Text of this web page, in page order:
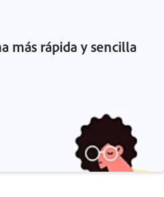
más rápida y sencilla